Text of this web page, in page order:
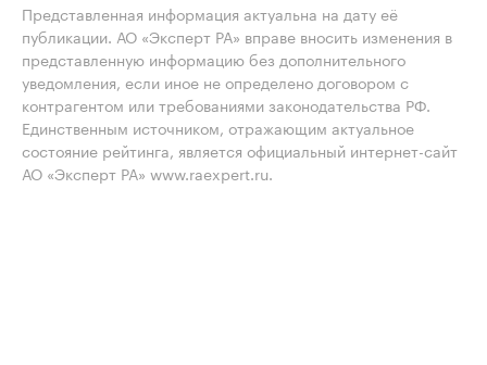
Представленная информация актуальна на дату её
публикации. АО «Эксперт РА» вправе вносить изменения в
представленную информацию без дополнительного
уведомления, если иное не определено договором с
контрагентом или требованиями законодательства РФ.
Единственным источником, отражающим актуальное
состояние рейтинга, является официальный интернет-сайт
АО «Эксперт РА» www.raexpert.ru.